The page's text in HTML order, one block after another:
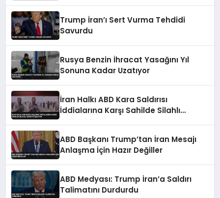
Trump İran’ı Sert Vurma Tehdidi
Savurdu
Rusya Benzin İhracat Yasağını Yıl
Sonuna Kadar Uzatıyor
İran Halkı ABD Kara Saldırısı
İddialarına Karşı Sahilde Silahlı
ABD Başkanı Trump’tan İran Mesajı
Anlaşma İçin Hazır Değiller
ABD Medyası: Trump İran’a Saldırı
Talimatını Durdurdu